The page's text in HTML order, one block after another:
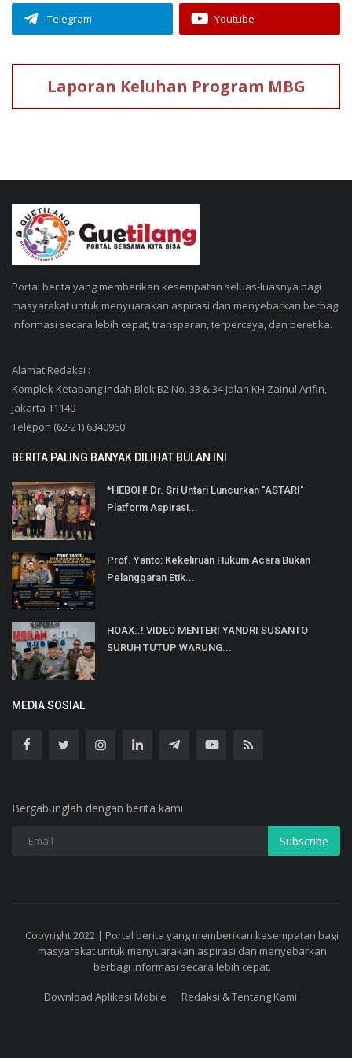
Telegram Youtube
Laporan Keluhan Program MBG
Portal berita yang memberikan kesempatan seluas-luasnya bagi
masyarakat untuk menyuarakan aspirasi dan menyebarkan berbagi
informasi secara lebih cepat, transparan, terpercaya, dan beretika.
Alamat Redaksi :
Komplek Ketapang Indah Blok B2 No. 33 & 34 Jalan KH Zainul Arifin,
Jakarta 11140
Telepon (62-21) 6340960
BERITA PALING BANYAK DILIHAT BULAN INI
*HEBOH! Dr. Sri Untari Luncurkan "ASTARI"
Platform Aspirasi...
Prof. Yanto: Kekeliruan Hukum Acara Bukan
Pelanggaran Etik...
HOAX..! VIDEO MENTERI YANDRI SUSANTO
SURUH TUTUP WARUNG...
MEDIA SOSIAL
Bergabunglah dengan berita kami
Subscribe
Copyright 2022 | Portal berita yang memberikan kesempatan bagi
masyarakat untuk menyuarakan aspirasi dan menyebarkan
berbagi informasi secara lebih cepat.
Download Aplikasi Mobile Redaksi & Tentang Kami